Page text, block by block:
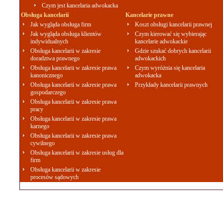
Czym jest kancelaria adwokacka
Obsługa kancelarii
Jak wygląda obsługa firm
Jak wygląda obsługa klientów
indywidualnych
Obsługa kancelarii w zakresie
doradztwa prawnego
Obsługa kancelarii w zakresie prawa
kanonicznego
Obsługa kancelarii w zakresie prawa
gospodarczego
Obsługa kancelarii w zakresie prawa
pracy
Obsługa kancelarii w zakresie prawa
karnego
Obsługa kancelarii w zakresie prawa
cywilnego
Obsługa kancelarii w zakresie usług dla
firm
Obsługa kancelarii w zakresie
procesów sądowych
Kancelarie prawne
Koszt obsługi kancelarii prawnej
Czym kierować się wybierając
kancelarie adwokackie
Gdzie szukać dobrych kancelarii
adwokackich
Czym wyróżnia się kancelaria
adwokacka
Przykłady kancelarii prawnych